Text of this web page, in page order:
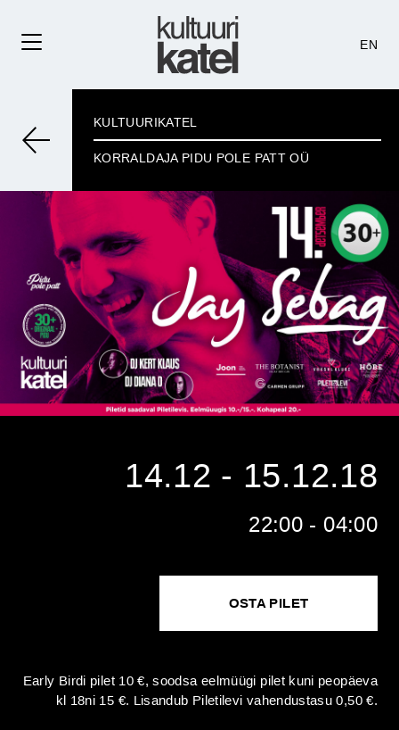
EN
KULTUURIKATEL
KORRALDAJA PIDU POLE PATT OÜ
14.12 - 15.12.18
22:00 - 04:00
OSTA PILET
Early Birdi pilet 10 €, soodsa eelmüügi pilet kuni peopäeva
kl 18ni 15 €. Lisandub Piletilevi vahendustasu 0,50 €.